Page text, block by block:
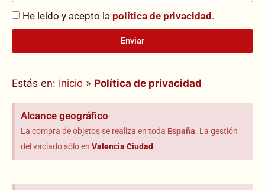
He leído y acepto la política de privacidad.
Enviar
Estás en: Inicio » Política de privacidad
Alcance geográfico
La compra de objetos se realiza en toda España. La gestión
del vaciado sólo en Valencia Ciudad.